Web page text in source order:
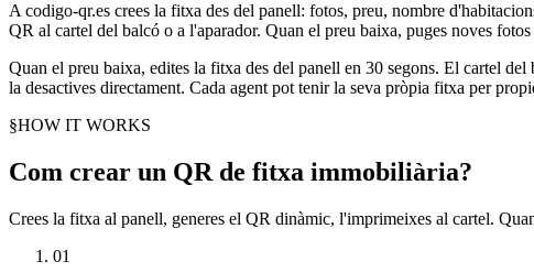
A codigo-qr.es crees la fitxa des del panell: fotos, preu, nombre
QR al cartel del balcó o a l'aparador. Quan el preu baixa, puges noves
Quan el preu baixa, edites la fitxa des del panell en 30 segons. El cartel
la desactives directament. Cada agent pot tenir la seva pròpia fitxa per
§HOW IT WORKS
Com crear un QR de fitxa immobiliària?
Crees la fitxa al panell, generes el QR dinàmic, l'imprimeixes al cartel.
01